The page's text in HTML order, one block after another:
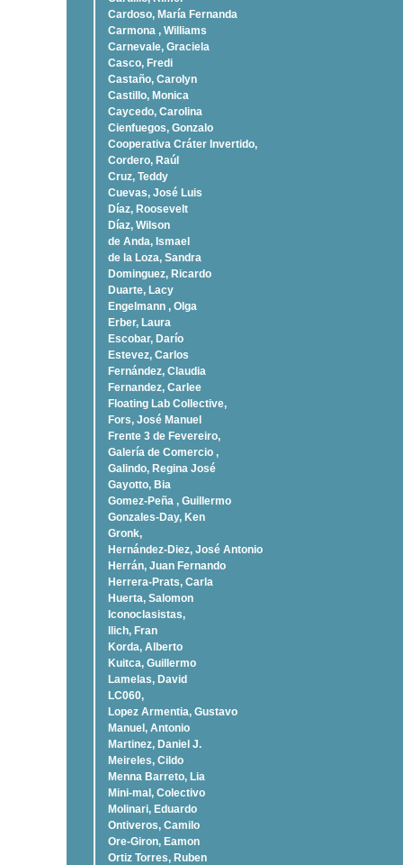
Cardoso, Marí­a Fernanda
Carmona , Williams
Carnevale, Graciela
Casco, Fredi
Castaño, Carolyn
Castillo, Monica
Caycedo, Carolina
Cienfuegos, Gonzalo
Cooperativa Cráter Invertido,
Cordero, Raúl
Cruz, Teddy
Cuevas, José Luis
Díaz, Roosevelt
Dí­az, Wilson
de Anda, Ismael
de la Loza, Sandra
Dominguez, Ricardo
Duarte, Lacy
Engelmann , Olga
Erber, Laura
Escobar, Darío
Estevez, Carlos
Fernández, Claudia
Fernandez, Carlee
Floating Lab Collective,
Fors, José Manuel
Frente 3 de Fevereiro,
Galería de Comercio ,
Galindo, Regina José
Gayotto, Bia
Gomez-Peña , Guillermo
Gonzales-Day, Ken
Gronk,
Hernández-Diez, José Antonio
Herrán, Juan Fernando
Herrera-Prats, Carla
Huerta, Salomon
Iconoclasistas,
Ilich, Fran
Korda, Alberto
Kuitca, Guillermo
Lamelas, David
LC060,
Lopez Armentia, Gustavo
Manuel, Antonio
Martinez, Daniel J.
Meireles, Cildo
Menna Barreto, Lia
Mini-mal, Colectivo
Molinari, Eduardo
Ontiveros, Camilo
Ore-Giron, Eamon
Ortiz Torres, Ruben